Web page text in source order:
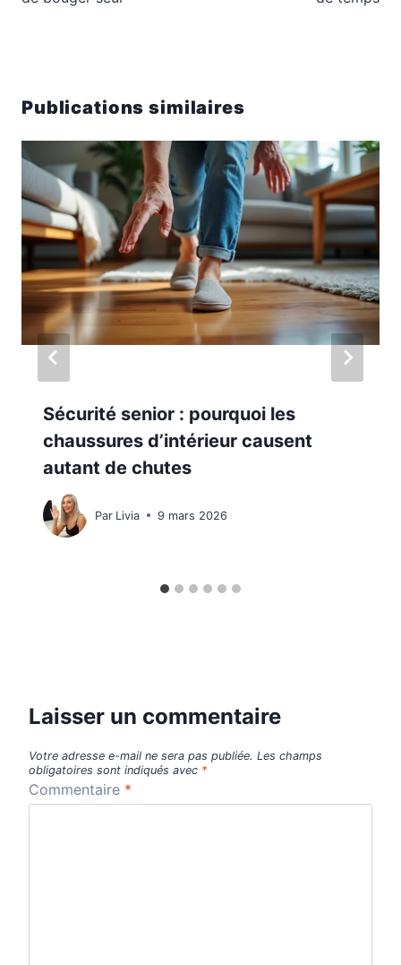
Publications similaires
Sécurité senior : pourquoi les
chaussures d’intérieur causent
autant de chutes
Par Livia 9 mars 2026
Laisser un commentaire
Votre adresse e-mail ne sera pas publiée. Les champs
obligatoires sont indiqués avec *
Commentaire *